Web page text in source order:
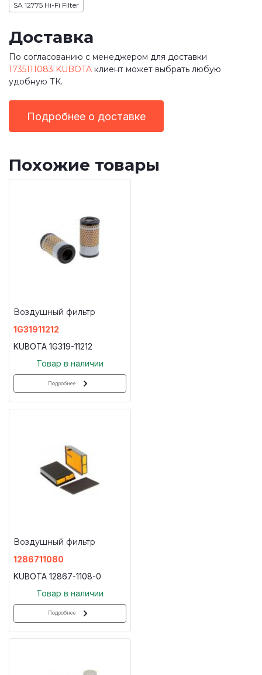
SA 12775 Hi-Fi Filter
Доставка
По согласованию с менеджером для доставки
1735111083 KUBOTA клиент может выбрать любую
удобную ТК.
Подробнее о доставке
Похожие товары
Воздушный фильтр
1G31911212
KUBOTA 1G319-11212
Товар в наличии
Подробнее
Воздушный фильтр
1286711080
KUBOTA 12867-1108-0
Товар в наличии
Подробнее